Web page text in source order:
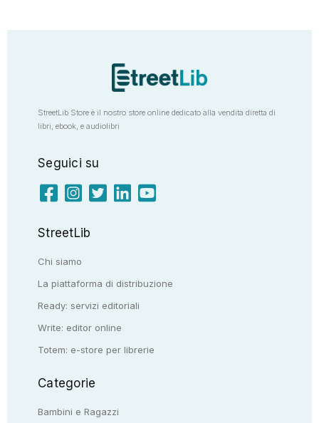
StreetLib Store è il nostro store online dedicato alla vendita diretta di
libri, ebook, e audiolibri
Seguici su
StreetLib
Chi siamo
La piattaforma di distribuzione
Ready: servizi editoriali
Write: editor online
Totem: e-store per librerie
Categorie
Bambini e Ragazzi